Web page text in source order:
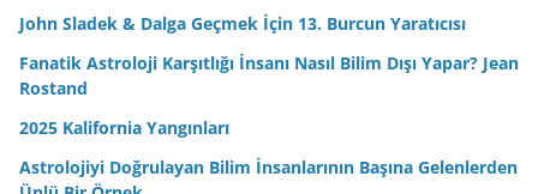
John Sladek & Dalga Geçmek İçin 13. Burcun Yaratıcısı
Fanatik Astroloji Karşıtlığı İnsanı Nasıl Bilim Dışı Yapar? Jean
Rostand
2025 Kalifornia Yangınları
Astrolojiyi Doğrulayan Bilim İnsanlarının Başına Gelenlerden